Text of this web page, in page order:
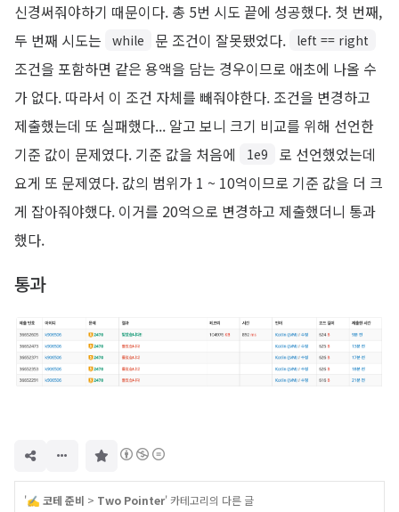
신경써줘야하기 때문이다. 총 5번 시도 끝에 성공했다. 첫 번째,
두 번째 시도는
while 문 조건이 잘못됐었다. left == right
조건을 포함하면 같은 용액을 담는 경우이므로 애초에 나올 수
가 없다. 따라서 이 조건 자체를 빼줘야한다. 조건을 변경하고
제출했는데 또 실패했다... 알고 보니 크기 비교를 위해 선언한
기준 값이 문제였다. 기준 값을 처음에
1e9
로 선언했었는데
요게 또 문제였다. 값의 범위가 1 ~ 10억이므로 기준 값을 더 크
게 잡아줘야했다. 이거를 20억으로 변경하고 제출했더니 통과
했다.
통과
'✍️ 코테 준비 > Two Pointer' 카테고리의 다른 글